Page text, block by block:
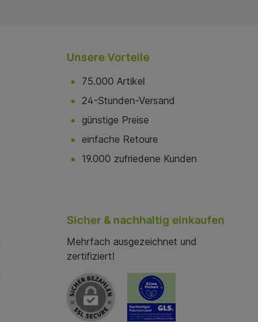
Unsere Vorteile
75.000 Artikel
24-Stunden-Versand
günstige Preise
einfache Retoure
19.000 zufriedene Kunden
Sicher & nachhaltig einkaufen
Mehrfach ausgezeichnet und
zertifiziert!